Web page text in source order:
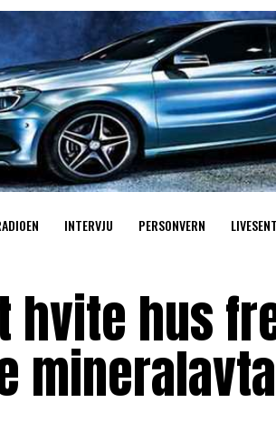
INTERVJU PERSONVERN
hus